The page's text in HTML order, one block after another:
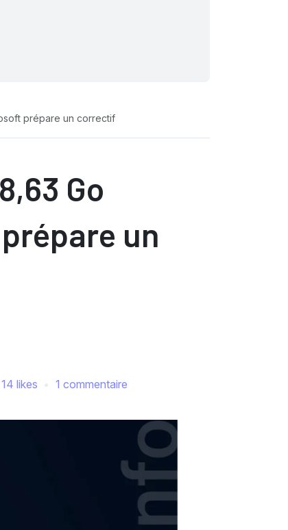
prépare un correctif
Go
un
14 likes 1 commentaire